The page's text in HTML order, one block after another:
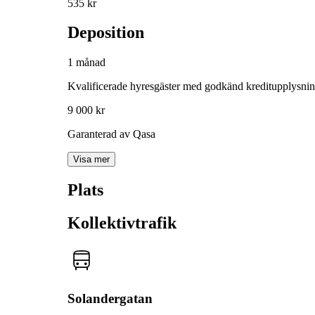
535 kr
Deposition
1 månad
Kvalificerade hyresgäster med godkänd
9 000 kr
Garanterad av Qasa
Visa mer
Plats
Kollektivtrafik
Solandergatan